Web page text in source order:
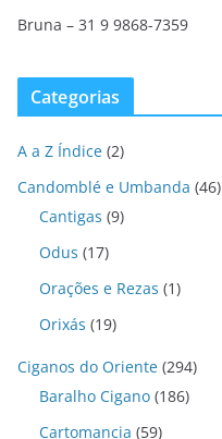
Bruna – 31 9 9868-7359
Categorias
A a Z Índice (2)
Candomblé e Umbanda (46)
Cantigas (9)
Odus (17)
Orações e Rezas (1)
Orixás (19)
Ciganos do Oriente (294)
Baralho Cigano (186)
Cartomancia (59)